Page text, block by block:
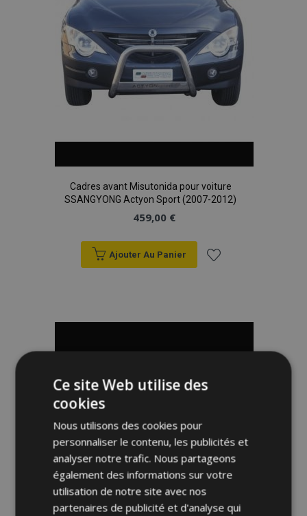
Cadres avant Misutonida pour voiture
SSANGYONG Actyon Sport (2007-2012)
459,00 €
Ajouter Au Panier
Ce site Web utilise des
cookies
Nous utilisons des cookies pour
personnaliser le contenu, les publicités et
analyser notre trafic. Nous partageons
également des informations sur votre
utilisation de notre site avec nos
partenaires de publicité et d'analyse qui